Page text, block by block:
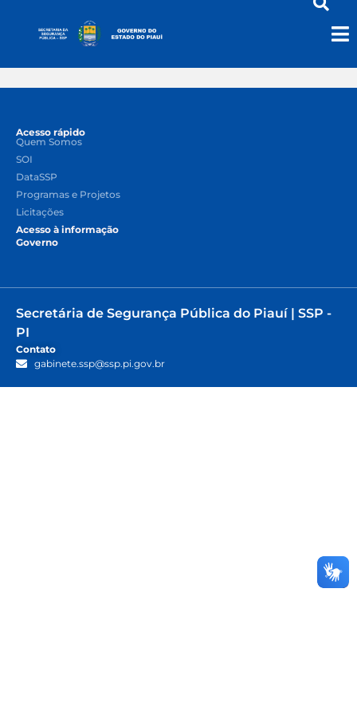
Acesso rápido
Quem Somos
SOI
DataSSP
Programas e Projetos
Licitações
Acesso à informação
Governo
Secretária de Segurança Pública do Piauí | SSP -
PI
Contato
gabinete.ssp@ssp.pi.gov.br